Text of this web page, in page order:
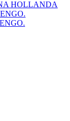
HOLLANDA